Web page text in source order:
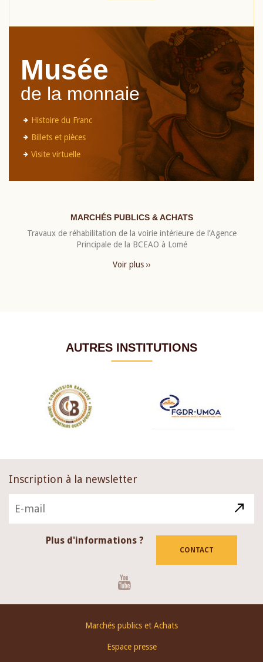
Musée
de la monnaie
Histoire du Franc
Billets et pièces
Visite virtuelle
MARCHÉS PUBLICS & ACHATS
Travaux de réhabilitation de la voirie intérieure de l’Agence
Principale de la BCEAO à Lomé
Voir plus ››
AUTRES INSTITUTIONS
Inscription à la newsletter
Plus d'informations ?
CONTACT
Marchés publics et Achats
Espace presse